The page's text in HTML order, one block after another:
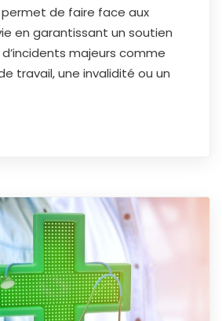
permet de faire face aux
en garantissant un soutien
majeurs comme
travail, une invalidité ou un